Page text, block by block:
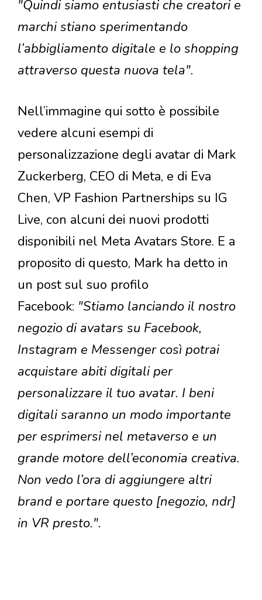
"Quindi siamo entusiasti che creatori e
marchi stiano sperimentando
l’abbigliamento digitale e lo shopping
attraverso questa nuova tela".
Nell’immagine qui sotto è possibile
vedere alcuni esempi di
personalizzazione degli avatar di Mark
Zuckerberg, CEO di Meta, e di Eva
Chen, VP Fashion Partnerships su IG
Live, con alcuni dei nuovi prodotti
disponibili nel Meta Avatars Store. E a
proposito di questo, Mark ha detto in
un post sul suo profilo
Facebook: "Stiamo lanciando il nostro
negozio di avatars su Facebook,
Instagram e Messenger così potrai
acquistare abiti digitali per
personalizzare il tuo avatar. I beni
digitali saranno un modo importante
per esprimersi nel metaverso e un
grande motore dell’economia creativa.
Non vedo l’ora di aggiungere altri
brand e portare questo [negozio, ndr]
in VR presto.".